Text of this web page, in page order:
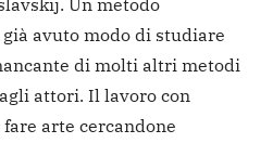
Un metodo
avuto modo di studiare
di molti altri metodi
attori. Il lavoro con
fare arte cercandone